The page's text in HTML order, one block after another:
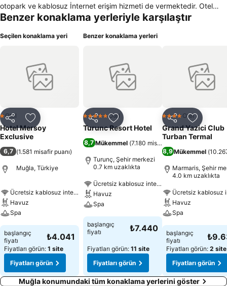
otopark ve kablosuz İnternet erişim hizmeti de vermektedir. Otel
odalarının tamamında oda sıcaklığını ayarlamak için klima ve
bir televizyon da bulunmaktadır. Duş ve özel banyo malzemelerinin
sunmaktadır. Otelde konaklayan ve sigara kullanmayan misafirler
için özel odalar bulunmaktadır. Otel teknolojik imkanlara sahip
toplantı salonu ile hizmet vermektedir. Ayrıca otelde restoran
sunulmaktadır. 24 saat hizmet sunan resepsiyonu ve çok dil bilen
personeli ile müşterilerini ağırlamakta olan otel evcil hayvan kabul
etmemektedir.
Benzer konaklama yerleriyle karşılaştır
Seçilen konaklama yeri
Paylaş Favorilerime ekle
1 Yıldız
Otel
Hotel Mersoy
Exclusive
6,7 (1.581 misafir puanı)
Muğla, Türkiye
Ücretsiz kablosuz internet
Havuz
Spa
başlangıç
fiyatı
₺4.041
Fiyatları görün: 1 site
Fiyatları görün
Benzer konaklama yerleri
Paylaş Favorilerime ekle
5 Yıldız Otel
Turunc Resort Hotel
8,7Mükemmel (7.180 misafir puanı
Turunç, Şehir merkezi
0.7 km uzaklıkta
Ücretsiz kablosuz internet
Havuz
Spa
başlangıç
fiyatı
₺7.440
Fiyatları görün: 11 site
Fiyatları görün
Paylaş
4 Yıldız Otel
Grand Yazici Club
Turban Termal
8,9Mükemmel (
Marmaris, Şehir
4.0 km uzaklıkta
Ücretsiz kablosuz
Havuz
Spa
başlangıç
fiyatı
Fiyatları görün: 2 site
Fiyatları görün
Muğla konumundaki tüm konaklama yerlerini göster